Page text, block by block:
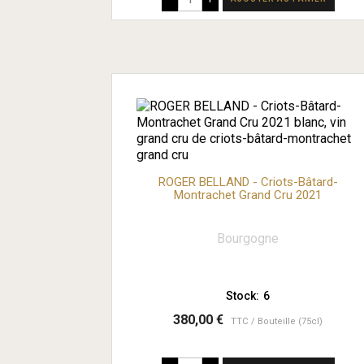
ROGER BELLAND - Criots-Bâtard-
Montrachet Grand Cru 2021
Bourgogne
Stock: 6
380,00 € TTC Bouteille (75cl)